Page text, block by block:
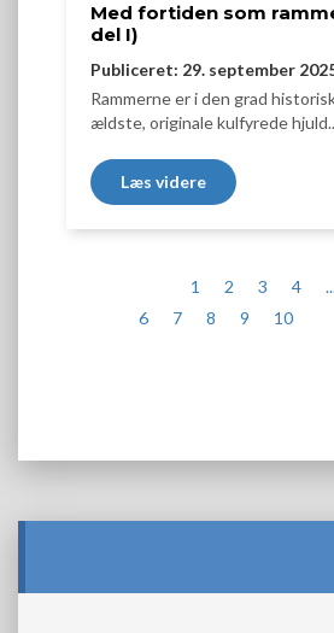
Med fortiden som
del I)
Publiceret: 29. september
Rammerne er i den grad
ældste, originale kulfyrede
Læs videre
1 2 3 4
6
7 8 9 10